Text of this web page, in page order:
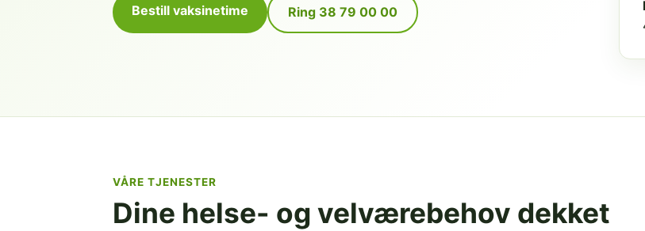
Bestill vaksinetime Ring 38 79 00 00
VÅRE TJENESTER
Dine helse- og velværebehov dekket